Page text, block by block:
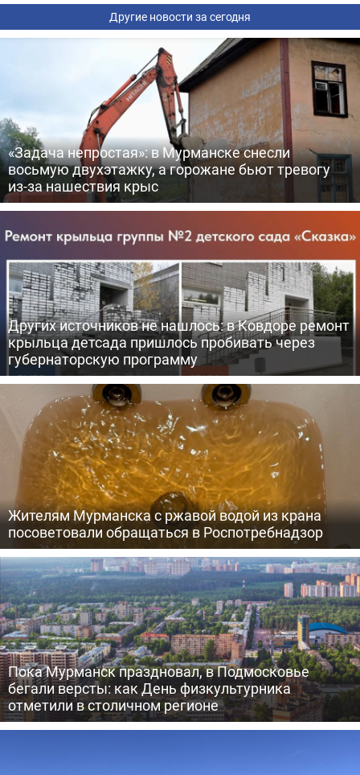
Другие новости за сегодня
«Задача непростая»: в Мурманске снесли
восьмую двухэтажку, а горожане бьют тревогу
из-за нашествия крыс
Других источников не нашлось: в Ковдоре ремонт
крыльца детсада пришлось пробивать через
губернаторскую программу
Жителям Мурманска с ржавой водой из крана
посоветовали обращаться в Роспотребнадзор
Пока Мурманск праздновал, в Подмосковье
бегали версты: как День физкультурника
отметили в столичном регионе